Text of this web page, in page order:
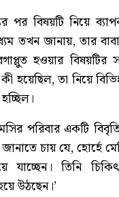
পর বিষয়টি নিয়ে
তখন জানায়, তার
হওয়ার বিষয়টির
হয়েছিল, তা নিয়ে
পরিবার একটি
চায় যে, হোর্হে
যাচ্ছেন। তিনি
উঠছেন।’